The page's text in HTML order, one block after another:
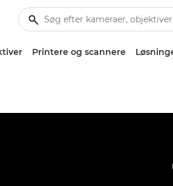
Printere og scannere